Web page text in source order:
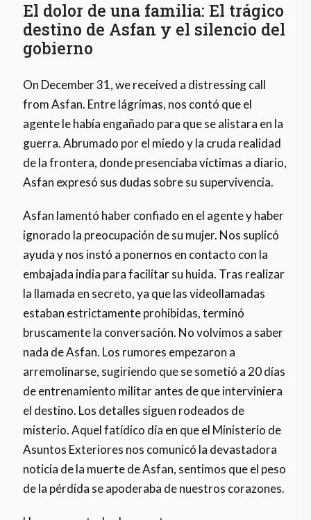
El dolor de una familia: El trágico
destino de Asfan y el silencio del
gobierno
On December 31, we received a distressing call
from Asfan. Entre lágrimas, nos contó que el
agente le había engañado para que se alistara en la
guerra. Abrumado por el miedo y la cruda realidad
de la frontera, donde presenciaba víctimas a diario,
Asfan expresó sus dudas sobre su supervivencia.
Asfan lamentó haber confiado en el agente y haber
ignorado la preocupación de su mujer. Nos suplicó
ayuda y nos instó a ponernos en contacto con la
embajada india para facilitar su huida. Tras realizar
la llamada en secreto, ya que las videollamadas
estaban estrictamente prohibidas, terminó
bruscamente la conversación. No volvimos a saber
nada de Asfan. Los rumores empezaron a
arremolinarse, sugiriendo que se sometió a 20 días
de entrenamiento militar antes de que interviniera
el destino. Los detalles siguen rodeados de
misterio. Aquel fatídico día en que el Ministerio de
Asuntos Exteriores nos comunicó la devastadora
noticia de la muerte de Asfan, sentimos que el peso
de la pérdida se apoderaba de nuestros corazones.